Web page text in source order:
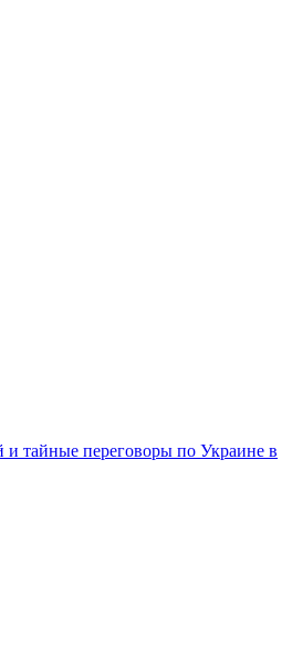
тайные переговоры по Украине в